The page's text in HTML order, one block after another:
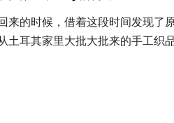
来的时候，借着这段时间发现了
土耳其家里大批大批来的手工织